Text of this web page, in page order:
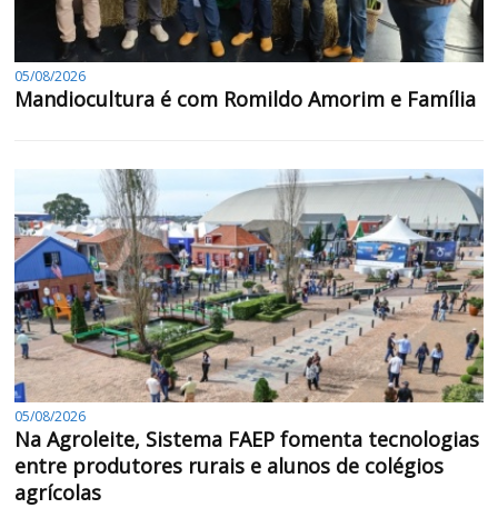
05/08/2026
Mandiocultura é com Romildo Amorim e Família
05/08/2026
Na Agroleite, Sistema FAEP fomenta tecnologias
entre produtores rurais e alunos de colégios
agrícolas